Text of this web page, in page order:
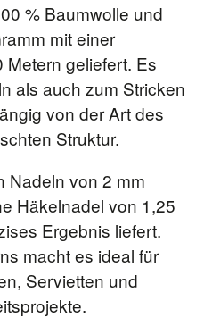
% Baumwolle und
mit einer
geliefert. Es
als auch zum Stricken
von der Art des
Struktur.
Nadeln von 2 mm
Häkelnadel von 1,25
Ergebnis liefert.
macht es ideal für
Servietten und